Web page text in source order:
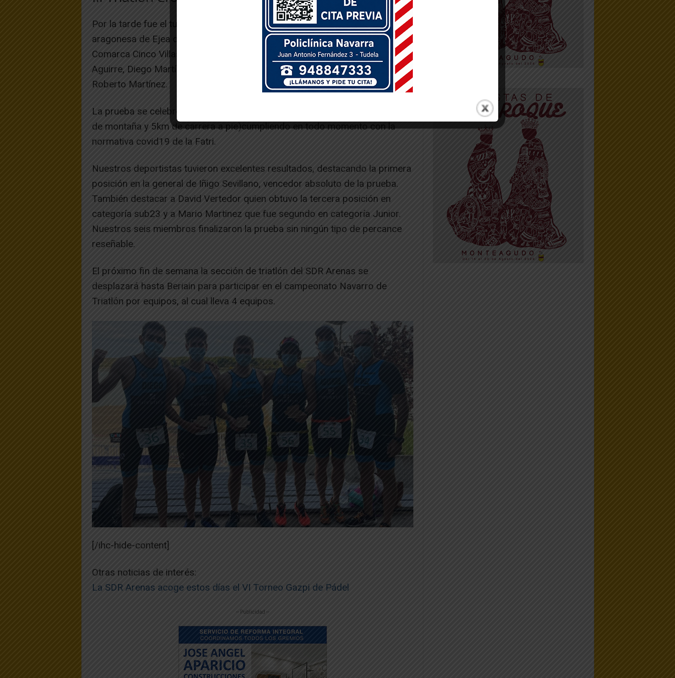
Por la tarde fue el turno de los adultos, que se desplazaron a la localidad
aragonesa de Ejea de los Caballeros para disputar el III Triatlón Cross
Comarca Cinco Villas. Por parte del SDR Arenas Triatlón acudieron Víctor
Aguirre, Diego Martínez, Mario Martínez, David Vertedor, Iñigo Sevillano y
Roberto Martínez.
La prueba se celebró en distancia sprint (750m natación, 20km de ciclismo
de montaña y 5km de carrera a pie)cumpliendo en todo momento con la
normativa covid19 de la Fatri.
Nuestros deportistas tuvieron excelentes resultados, destacando la primera
posición en la general de Iñigo Sevillano, vencedor absoluto de la prueba.
También destacar a David Vertedor quien obtuvo la tercera posición en
categoría sub23 y a Mario Martinez que fue segundo en categoría Junior.
Nuestros seis miembros finalizaron la prueba sin ningún tipo de percance
reseñable.
El próximo fin de semana la sección de triatlón del SDR Arenas se
desplazará hasta Beriain para participar en el campeonato Navarro de
Triatlón por equipos, al cual lleva 4 equipos.
[/ihc-hide-content]
Otras noticias de interés:
La SDR Arenas acoge estos días el VI Torneo Gazpi de Pádel
-- Publicidad --